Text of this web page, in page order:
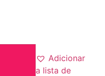
Adicionar
a lista de